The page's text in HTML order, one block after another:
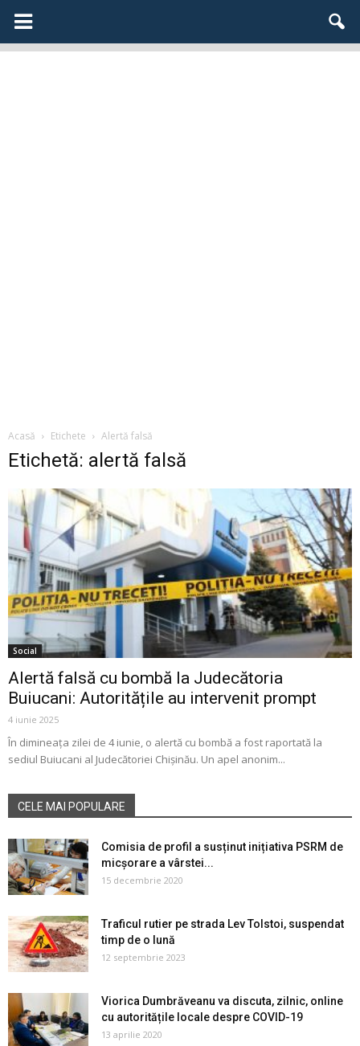
Acasă Etichete Alertă falsă
Etichetă: alertă falsă
Social
Alertă falsă cu bombă la Judecătoria
Buiucani: Autoritățile au intervenit prompt
4 iunie 2025
În dimineața zilei de 4 iunie, o alertă cu bombă a fost raportată la
sediul Buiucani al Judecătoriei Chișinău. Un apel anonim...
CELE MAI POPULARE
Comisia de profil a susținut inițiativa PSRM de
micșorare a vârstei...
15 decembrie 2020
Traficul rutier pe strada Lev Tolstoi, suspendat
timp de o lună
12 septembrie 2023
Viorica Dumbrăveanu va discuta, zilnic, online
cu autoritățile locale despre COVID-19
13 aprilie 2020